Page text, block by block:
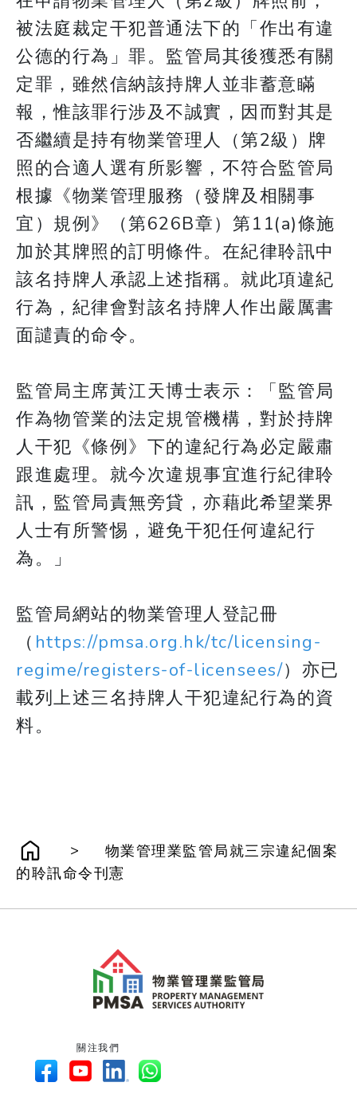
被法庭裁定干犯普通法下的「作出有違
公德的行為」罪。監管局其後獲悉有關
定罪，雖然信納該持牌人並非蓄意瞞
報，惟該罪行涉及不誠實，因而對其是
否繼續是持有物業管理人（第2級）牌
照的合適人選有所影響，不符合監管局
根據《物業管理服務（發牌及相關事
宜）規例》（第626B章）第11(a)條施
加於其牌照的訂明條件。在紀律聆訊中
該名持牌人承認上述指稱。就此項違紀
行為，紀律會對該名持牌人作出嚴厲書
面譴責的命令。
監管局主席黃江天博士表示：「監管局
作為物管業的法定規管機構，對於持牌
人干犯《條例》下的違紀行為必定嚴肅
跟進處理。就今次違規事宜進行紀律聆
訊，監管局責無旁貸，亦藉此希望業界
人士有所警惕，避免干犯任何違紀行
為。」
監管局網站的物業管理人登記冊
（ https://pmsa.org.hk/tc/licensing-
regime/registers-of-licensees/）亦已
載列上述三名持牌人干犯違紀行為的資
料。
>
物業管理業監管局就三宗違紀個案
的聆訊命令刊憲
關注我們